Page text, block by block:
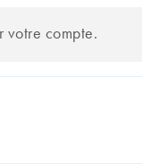
votre compte.